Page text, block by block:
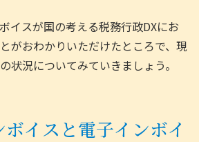
イスが国の考える税務行政DXにお
がおわかりいただけたところで、現
状況についてみていきましょう。
イスと電子インボイ